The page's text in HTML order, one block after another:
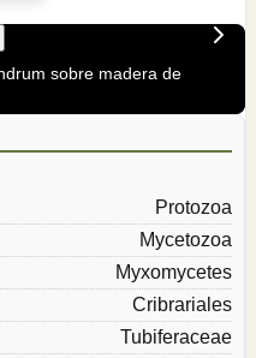
sobre madera de
Protozoa
Mycetozoa
Myxomycetes
Cribrariales
Tubiferaceae